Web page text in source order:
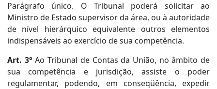
Parágrafo único. O Tribunal poderá solicitar ao
Ministro de Estado supervisor da área, ou à autoridade
de nível hierárquico equivalente outros elementos
indispensáveis ao exercício de sua competência.
Art. 3°Ao Tribunal de Contas da União, no âmbito de
sua competência e jurisdição, assiste o poder
regulamentar, podendo, em conseqüência, expedir